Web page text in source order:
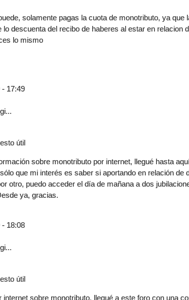
solamente pagas la cuota de monotributo, ya que
lo descuenta del recibo de haberes al estar en relacion
lo mismo
- 17:49
útil
sobre monotributo por internet, llegué hasta
que mi interés es saber si aportando en relación de
otro, puedo acceder el día de mañana a dos
ya, gracias.
- 18:08
útil
internet sobre monotributo, llegué a este foro con una